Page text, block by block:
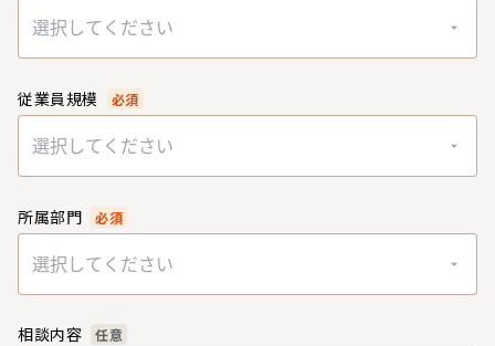
選択してください
従業員規模 必須
選択してください
所属部門 必須
選択してください
相談内容 任意